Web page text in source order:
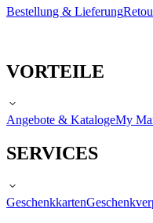
Bestellung & Lieferung
VORTEILE
Angebote & KatalogeMy
SERVICES
Geschenkkarten